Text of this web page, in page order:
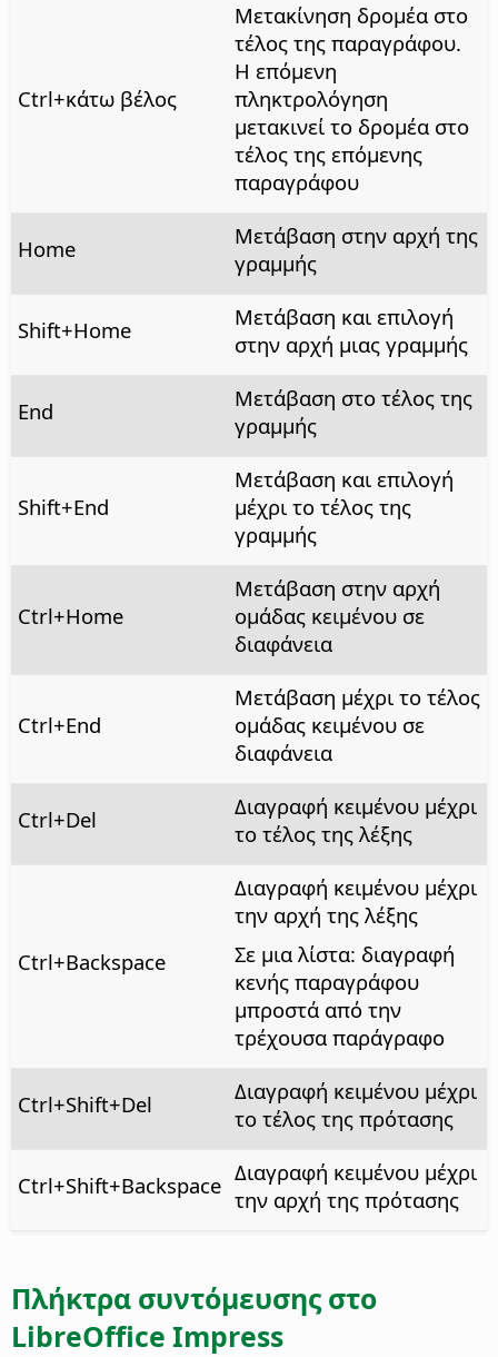
Ctrl+κάτω βέλος
Μετακίνηση δρομέα στο
τέλος της παραγράφου.
Η επόμενη
πληκτρολόγηση
μετακινεί το δρομέα στο
τέλος της επόμενης
παραγράφου
Home
Μετάβαση στην αρχή της
γραμμής
Shift+Home
Μετάβαση και επιλογή
στην αρχή μιας γραμμής
End
Μετάβαση στο τέλος της
γραμμής
Shift+End
Μετάβαση και επιλογή
μέχρι το τέλος της
γραμμής
Ctrl+Home
Μετάβαση στην αρχή
ομάδας κειμένου σε
διαφάνεια
Ctrl+End
Μετάβαση μέχρι το τέλος
ομάδας κειμένου σε
διαφάνεια
Ctrl+Del
Διαγραφή κειμένου μέχρι
το τέλος της λέξης
Ctrl+Backspace
Διαγραφή κειμένου μέχρι
την αρχή της λέξης
Σε μια λίστα: διαγραφή
κενής παραγράφου
μπροστά από την
τρέχουσα παράγραφο
Ctrl+Shift+Del
Διαγραφή κειμένου μέχρι
το τέλος της πρότασης
Ctrl+Shift+Backspace Διαγραφή κειμένου μέχρι
την αρχή της πρότασης
Πλήκτρα συντόμευσης στο
LibreOffice Impress